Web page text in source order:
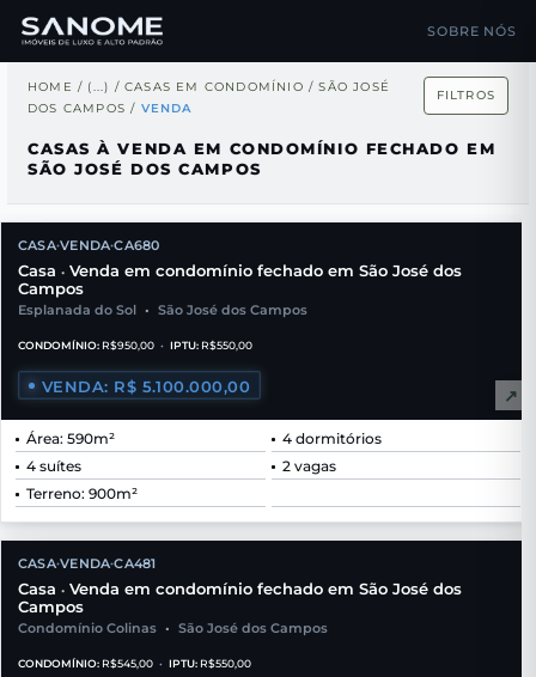
SOBRE NÓS
HOME / (...) / CASAS EM CONDOMÍNIO / SÃO JOSÉ
DOS CAMPOS / VENDA
FILTROS
CASAS À VENDA EM CONDOMÍNIO FECHADO EM
SÃO JOSÉ DOS CAMPOS
CASA•VENDA•CA680
Casa • Venda em condomínio fechado em São José dos
Campos
Esplanada do Sol • São José dos Campos
CONDOMÍNIO: R$950,00 • IPTU: R$550,00
VENDA: R$ 5.100.000,00 ↗
Área: 590m²
4 dormitórios
4 suítes
2 vagas
Terreno: 900m²
CASA•VENDA•CA481
Casa • Venda em condomínio fechado em São José dos
Campos
Condomínio Colinas • São José dos Campos
CONDOMÍNIO: R$545,00 • IPTU: R$550,00